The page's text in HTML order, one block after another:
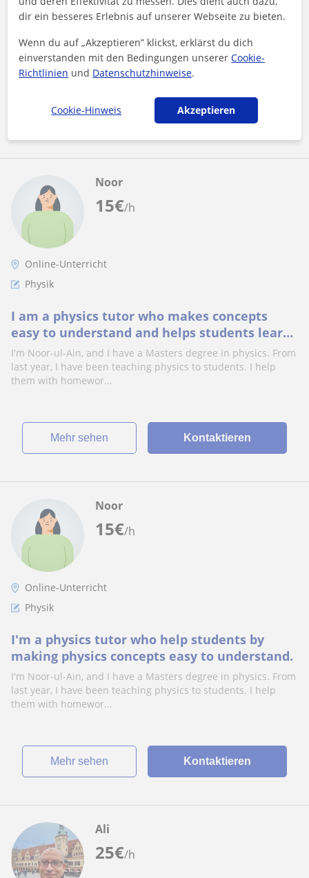
building the next generation of scientists.
student. In the first session, I usually discuss the student’s
goals, current...
Mehr sehen Kontaktieren
15€/h
Noor
Online-Unterricht
Physik
I am a physics tutor who makes concepts
easy to understand and helps students learn
with confidence.
I'm Noor-ul-Ain, and I have a Masters degree in physics. From
last year, I have been teaching physics to students. I help
them with homewor...
Mehr sehen Kontaktieren
15€/h
Noor
Online-Unterricht
Physik
I'm a physics tutor who help students by
making physics concepts easy to understand.
I'm Noor-ul-Ain, and I have a Masters degree in physics. From
last year, I have been teaching physics to students. I help
them with homewor...
Mehr sehen Kontaktieren
25€/h
Ali
dir ein besseres Erlebnis auf unserer Webseite zu bieten.
Wenn du auf „Akzeptieren” klickst, erklärst du dich
einverstanden mit den Bedingungen unsererCookie-
Richtlinien und Datenschutzhinweise.
Cookie-Hinweis Akzeptieren